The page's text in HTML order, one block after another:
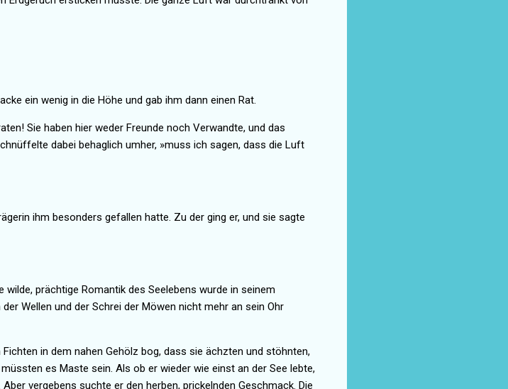
ein wenig in die Höhe und gab ihm dann einen Rat.
Sie haben hier weder Freunde noch Verwandte, und das
dabei behaglich umher, »muss ich sagen, dass die Luft
ihm besonders gefallen hatte. Zu der ging er, und sie sagte
prächtige Romantik des Seelebens wurde in seinem
Wellen und der Schrei der Möwen nicht mehr an sein Ohr
in dem nahen Gehölz bog, dass sie ächzten und stöhnten,
es Maste sein. Als ob er wieder wie einst an der See lebte,
vergebens suchte er den herben, prickelnden Geschmack. Die